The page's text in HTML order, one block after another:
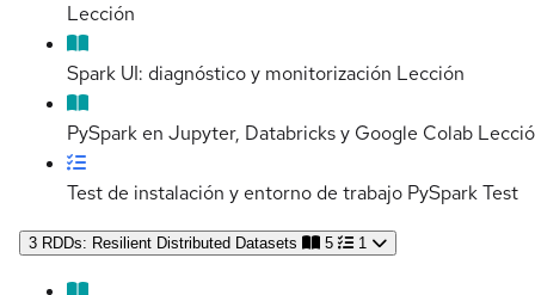
Lección
Spark UI: diagnóstico y monitorización Lección
PySpark en Jupyter, Databricks y Google Colab
Test de instalación y entorno de trabajo PySparkTest
3 RDDs: Resilient Distributed Datasets 5 1